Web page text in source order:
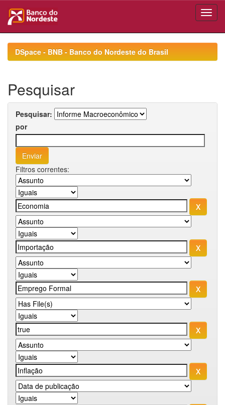
navigationDSpace - BNB - Banco do Nordeste do Brasil
Pesquisar
Pesquisar:
por
Filtros correntes: